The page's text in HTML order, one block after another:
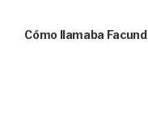
Cómo llamaba